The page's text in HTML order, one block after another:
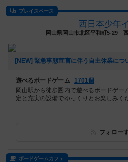
プレイスペース
西日本少年
岡山県岡山市北区平和町5-29
遊べるボードゲーム
1701個
岡山駅から徒歩圏内で遊べるボードゲー
定と充実の設備でゆっくりとお楽しみく
フォロー
ボードゲームカフェ